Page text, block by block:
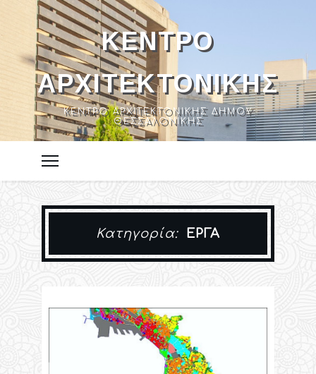
ΚΈΝΤΡΟ
ΑΡΧΙΤΕΚΤΟΝΙΚΉΣ
ΚΈΝΤΡΟ ΑΡΧΙΤΕΚΤΟΝΙΚΉΣ ΔΉΜΟΥ
ΘΕΣΣΑΛΟΝΊΚΗΣ
Κατηγορία: ΈΡΓΑ